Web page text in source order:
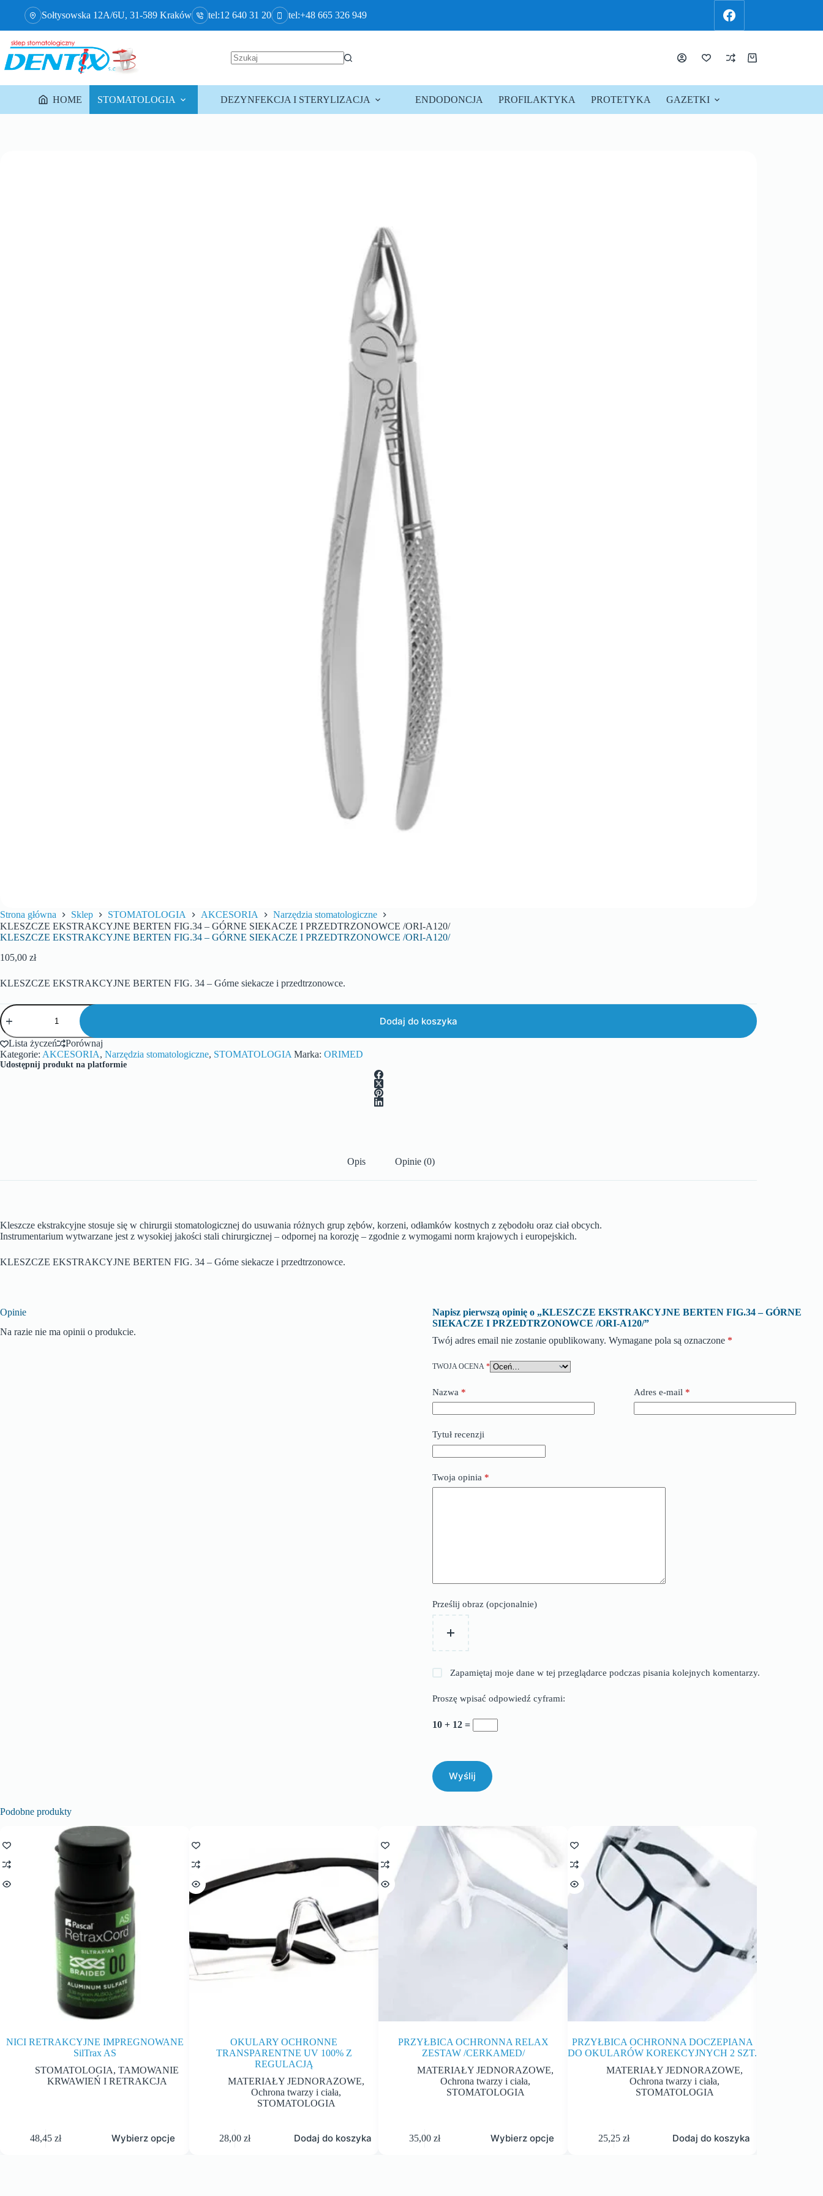
Sołtysowska 12A/6U, 31-589 Kraków tel:12 640 31 20 tel:+48 665 326 949
HOME STOMATOLOGIA DEZYNFEKCJA I STERYLIZACJA ENDODONCJA PROFILAKTYKA PROTETYKA GAZETKI
Strona główna Sklep STOMATOLOGIA AKCESORIA
Narzędzia stomatologiczne
KLESZCZE EKSTRAKCYJNE BERTEN FIG.34 – GÓRNE SIEKACZE I PRZEDTRZONOWCE /ORI-A120/
KLESZCZE EKSTRAKCYJNE BERTEN FIG.34 – GÓRNE SIEKACZE I PRZEDTRZONOWCE /ORI-A120/
105,00 zł
KLESZCZE EKSTRAKCYJNE BERTEN FIG. 34 – Górne siekacze i przedtrzonowce.
Dodaj do koszyka
Lista życzeń
Porównaj
Kategorie: AKCESORIA, Narzędzia stomatologiczne, STOMATOLOGIA Marka: ORIMED
Udostępnij produkt na platformie
Opis Opinie (0)
Kleszcze ekstrakcyjne stosuje się w chirurgii stomatologicznej do usuwania różnych grup zębów, korzeni, odłamków kostnych z zębodołu oraz ciał obcych.
Instrumentarium wytwarzane jest z wysokiej jakości stali chirurgicznej – odpornej na korozję – zgodnie z wymogami norm krajowych i europejskich.
KLESZCZE EKSTRAKCYJNE BERTEN FIG. 34 – Górne siekacze i przedtrzonowce.
Opinie
Na razie nie ma opinii o produkcie.
Napisz pierwszą opinię o „KLESZCZE EKSTRAKCYJNE BERTEN FIG.34 – GÓRNE
SIEKACZE I PRZEDTRZONOWCE /ORI-A120/”
Twój adres email nie zostanie opublikowany. Wymagane pola są oznaczone *
TWOJA OCENA *
Nazwa * Adres e-mail *
Tytuł recenzji
Twoja opinia *
Prześlij obraz (opcjonalnie)
Zapamiętaj moje dane w tej przeglądarce podczas pisania kolejnych komentarzy.
Proszę wpisać odpowiedź cyframi:
10 + 12 =
Wyślij
Podobne produkty
NICI RETRAKCYJNE IMPREGNOWANE
SilTrax AS
STOMATOLOGIA,TAMOWANIE
KRWAWIEŃ I RETRAKCJA
48,45zł Wybierz opcje
OKULARY OCHRONNE
TRANSPARENTNE UV 100% Z
REGULACJĄ
MATERIAŁY JEDNORAZOWE,
Ochrona twarzy i ciała,
STOMATOLOGIA
28,00zł Dodaj do koszyka
PRZYŁBICA OCHRONNA RELAX
ZESTAW /CERKAMED/
MATERIAŁY JEDNORAZOWE,
Ochrona twarzy i ciała,
STOMATOLOGIA
35,00 zł Wybierz opcje
PRZYŁBICA OCHRONNA DOCZEPIANA
DO OKULARÓW KOREKCYJNYCH 2 SZT.
MATERIAŁY JEDNORAZOWE,
Ochrona twarzy i ciała,
STOMATOLOGIA
25,25 zł Dodaj do koszyka